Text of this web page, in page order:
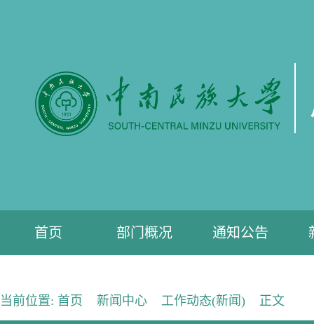
首页 部门概况 通知公告
当前位置: 首页 新闻中心 工作动态(新闻) 正文